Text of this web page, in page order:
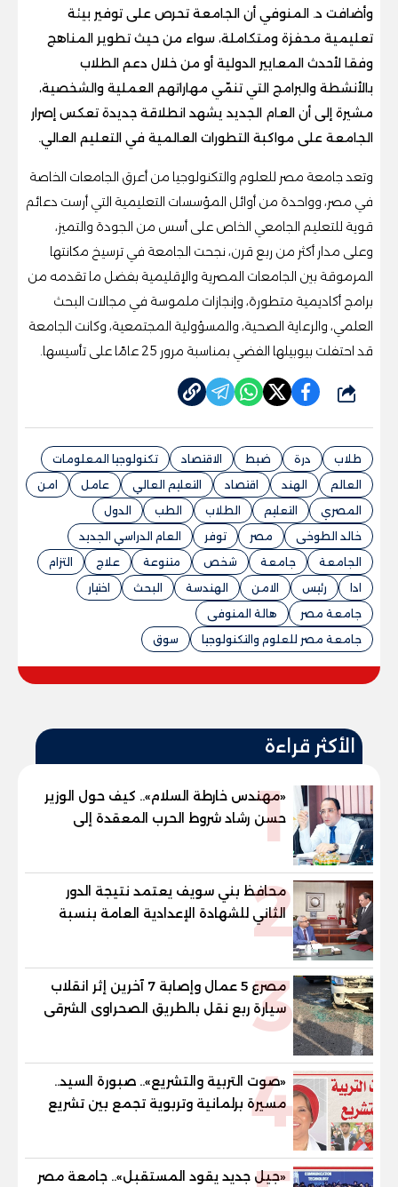
وأضافت د. المنوفي أن الجامعة تحرص على توفير بيئة
تعليمية محفزة ومتكاملة، سواء من حيث تطوير المناهج
وفقا لأحدث المعايير الدولية أو من خلال دعم الطلاب
بالأنشطة والبرامج التي تنمّي مهاراتهم العملية والشخصية،
مشيرة إلى أن العام الجديد يشهد انطلاقة جديدة تعكس إصرار
الجامعة على مواكبة التطورات العالمية في التعليم العالي.
وتعد جامعة مصر للعلوم والتكنولوجيا من أعرق الجامعات الخاصة
في مصر، وواحدة من أوائل المؤسسات التعليمية التي أرست دعائم
قوية للتعليم الجامعي الخاص على أسس من الجودة والتميز،
وعلى مدار أكثر من ربع قرن، نجحت الجامعة في ترسيخ مكانتها
المرموقة بين الجامعات المصرية والإقليمية بفضل ما تقدمه من
برامج أكاديمية متطورة، وإنجازات ملموسة في مجالات البحث
العلمي، والرعاية الصحية، والمسؤولية المجتمعية، وكانت الجامعة
قد احتفلت بيوبيلها الفضي بمناسبة مرور 25 عامًا على تأسيسها.
شارك
طلاب درة ضبط الاقتصاد
تكنولوجيا المعلومات
العالم
الهند اقتصاد التعليم العالي عامل
امن
المصري
التعليم الطلاب الطب
الدول
خالد الطوخى
مصر توفر
العام الدراسي الجديد
الجامعة
جامعة شخص متنوعة علاج
التزام
ادا
رئيس الامن الهندسة البحث
اختيار
جامعة مصر
هالة المنوفى
جامعة مصر للعلوم والتكنولوجيا
سوق
الأكثر قراءة
1
«مهندس خارطة السلام».. كيف حول الوزير
حسن رشاد شروط الحرب المعقدة إلى
"خارطة طريق" للانسحاب والإعمار؟
2
محافظ بني سويف يعتمد نتيجة الدور
الثاني للشهادة الإعدادية العامة بنسبة
والنور للمكفوفين
3
مصرع 5 عمال وإصابة 7 آخرين إثر انقلاب
سيارة ربع نقل بالطريق الصحراوى الشرقى
4
«صوت التربية والتشريع».. صبورة السيد..
مسيرة برلمانية وتربوية تجمع بين تشريع
القوانين وصناعة الأجيال لبناء الإنسان
«جيل جديد يقود المستقبل».. جامعة مصر